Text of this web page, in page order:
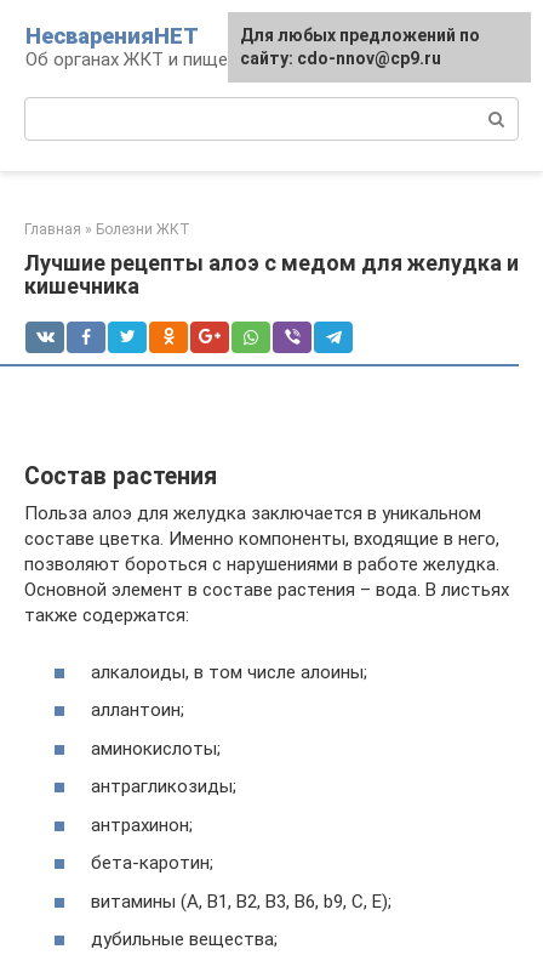
контенту
НесваренияНЕТ
Об органах ЖКТ и пищеварении
Главная » Болезни ЖКТ
Лучшие рецепты алоэ с медом для желудка и
кишечника
Состав растения
Польза алоэ для желудка заключается в уникальном
составе цветка. Именно компоненты, входящие в него,
позволяют бороться с нарушениями в работе желудка.
Основной элемент в составе растения – вода. В листьях
также содержатся:
алкалоиды, в том числе алоины;
аллантоин;
аминокислоты;
антрагликозиды;
антрахинон;
бета-каротин;
витамины (А, В1, В2, В3, В6, b9, С, Е);
дубильные вещества;
Для любых предложений по
сайту: cdo-nnov@cp9.ru